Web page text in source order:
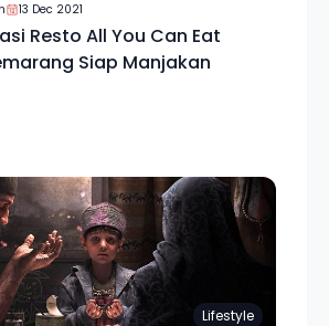
13 Dec 2021
Resto All You Can Eat
Siap Manjakan
Lifestyle